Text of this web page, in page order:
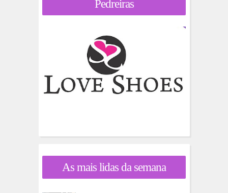
Pedreiras
As mais lidas da semana